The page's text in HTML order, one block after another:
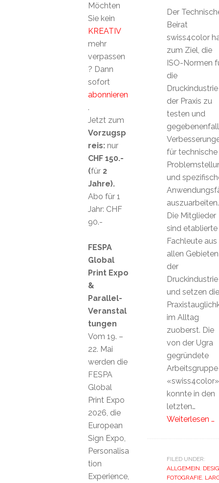
Der
Beirat
swiss4color
zum Ziel, die
ISO-Normen
die
Druckindustrie
der Praxis zu
testen und
für technische
und
auszuarbeiten.
Die Mitglieder
sind etablierte
Fachleute aus
allen Gebieten
der
Druckindustrie
und setzen die
im Alltag
zuoberst. Die
von der Ugra
gegründete
Arbeitsgruppe
«swiss4color»
konnte in den
letzten…
Weiterlesen …
FILED UNDER:
ALLGEMEIN,
FOTOGRAFIE,
Möchten
Sie kein
KREATIV
mehr
verpassen
? Dann
sofort
abonnieren
.
Jetzt zum
Vorzugsp
reis: nur
CHF 150.-
(für 2
Jahre).
Abo für 1
Jahr: CHF
90.-
FESPA
Global
Print Expo
&
Parallel-
Veranstal
tungen
Vom 19. –
22. Mai
werden die
FESPA
Global
Print Expo
2026, die
European
Sign Expo,
Personalisa
tion
Experience,